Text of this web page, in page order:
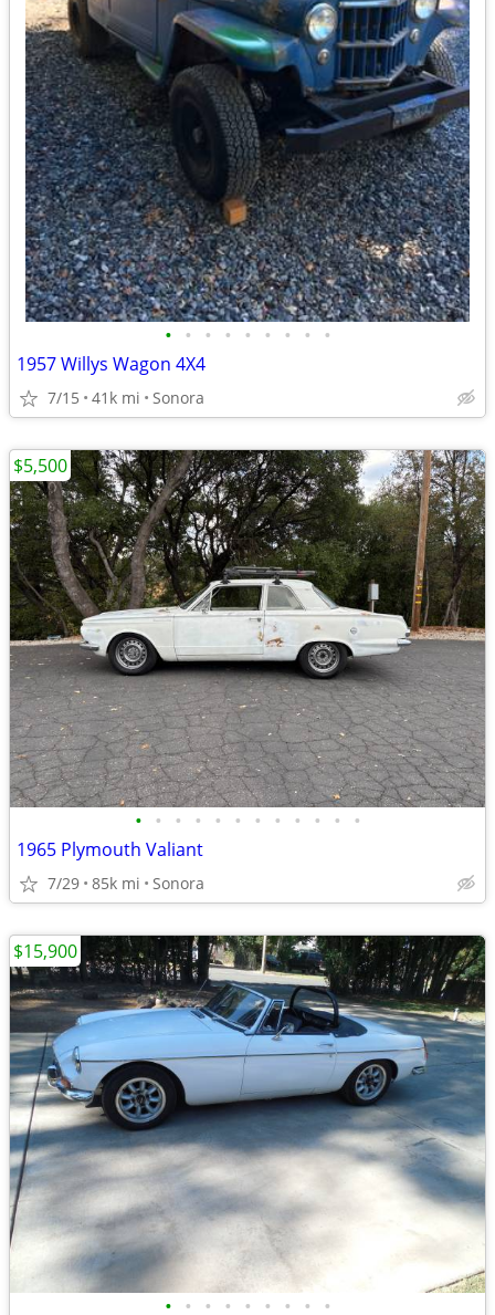
• • • • • • • • •
1957 Willys Wagon 4X4
7/15 41k mi Sonora
• • • • • • • • • • • •
1965 Plymouth Valiant
7/29 85k mi Sonora
$5,500
• • • • • • • • •
$15,900